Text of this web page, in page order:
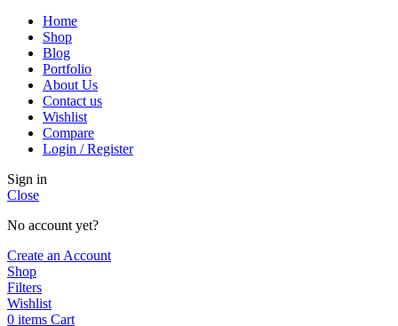
Home
Shop
Blog
Portfolio
About Us
Contact us
Wishlist
Compare
Login / Register
Sign in
Close
No account yet?
Create an Account
Shop
Filters
Wishlist
0 items Cart